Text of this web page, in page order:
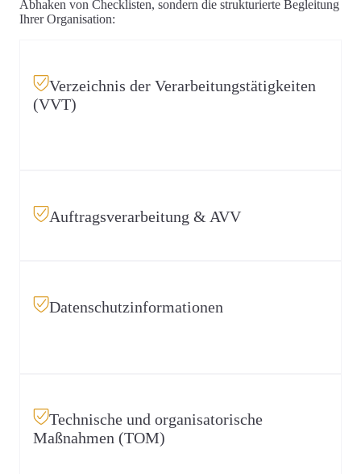
Abhaken von Checklisten, sondern die strukturierte Begleitung
Ihrer Organisation:
Verzeichnis der Verarbeitungstätigkeiten
(VVT)
Auftragsverarbeitung & AVV
Datenschutzinformationen
Technische und organisatorische
Maßnahmen (TOM)